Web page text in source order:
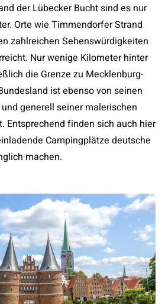
der Lübecker Bucht sind es nur
Orte wie Timmendorfer Strand
zahlreichen Sehenswürdigkeiten
Nur wenige Kilometer hinter
die Grenze zu Mecklenburg-
ist ebenso von seinen
generell seiner malerischen
Entsprechend finden sich auch hier
Campingplätze deutsche
machen.